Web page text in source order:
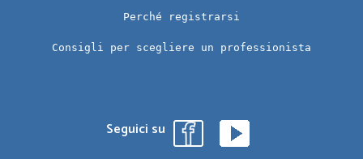
Perché registrarsi
Consigli per scegliere un professionista
Seguici su